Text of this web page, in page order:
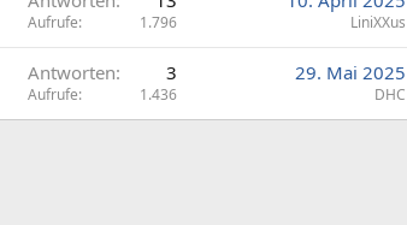
Aufrufe 1.796 LiniXXus
Antworten 3
Aufrufe 1.436
29. Mai 2025
DHC